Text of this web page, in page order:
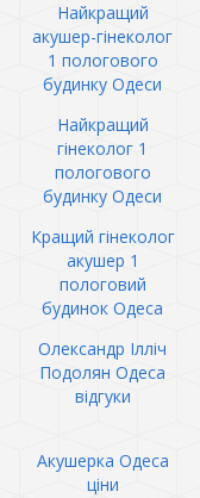
Найкращий
акушер-гінеколог
1 пологового
будинку Одеси
Найкращий
гінеколог 1
пологового
будинку Одеси
Кращий гінеколог
акушер 1
пологовий
будинок Одеса
Олександр Ілліч
Подолян Одеса
відгуки
Акушерка Одеса
ціни